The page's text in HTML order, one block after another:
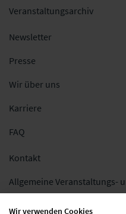
Veranstaltungsarchiv
Newsletter
Presse
Wir über uns
Karriere
FAQ
Kontakt
Allgemeine Veranstaltungs-
Impressum
Wir verwenden Cookies